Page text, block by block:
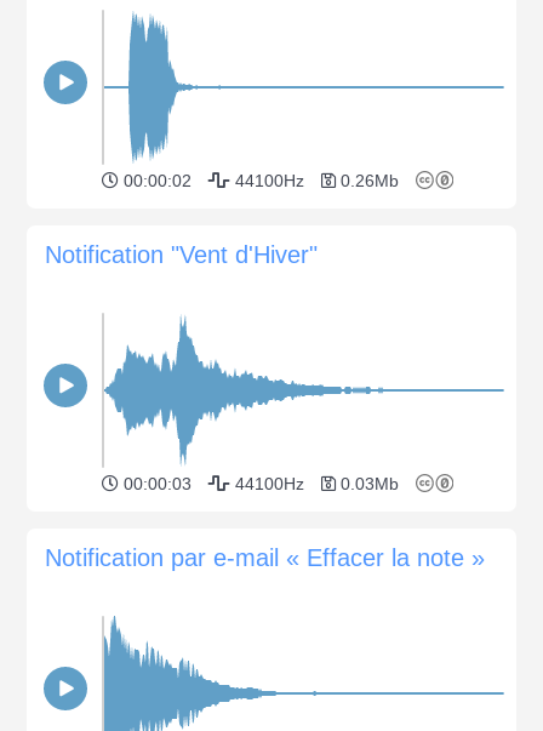
00:00:02 44100Hz 0.26Mb
Notification "Vent d'Hiver"
00:00:03 44100Hz 0.03Mb
Notification par e-mail « Effacer la note »